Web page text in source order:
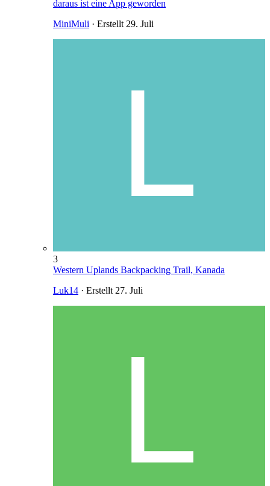
daraus ist eine App geworden
MiniMuli · Erstellt 29. Juli
3
Western Uplands Backpacking Trail, Kanada
Luk14 · Erstellt 27. Juli